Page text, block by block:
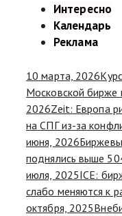
Интересно
Календарь
Реклама
10 марта, 2026
Московской бирже
2026Zeit: Европа
на СПГ из-за
июня, 2026
поднялись выше
июля, 2025ICE:
слабо меняются к
октября, 2025